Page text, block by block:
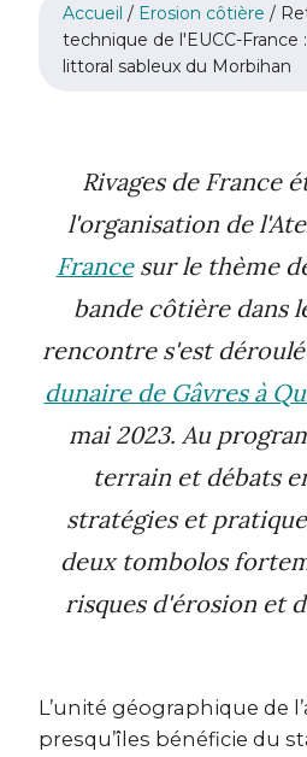
Accueil / Erosion côtière /
technique de l'EUCC-France
littoral sableux du Morbihan
Rivages de France
l'organisation de
Francesur le thème
bande côtière dans
rencontre s'est
dunaire de Gâvres à
mai 2023. Au
terrain et débats
stratégies et
deux tombolos
risques d'érosion et
L’unité géographique de
presqu’îles bénéficie du